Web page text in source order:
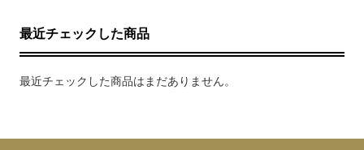
最近チェックした商品
最近チェックした商品はまだありません。